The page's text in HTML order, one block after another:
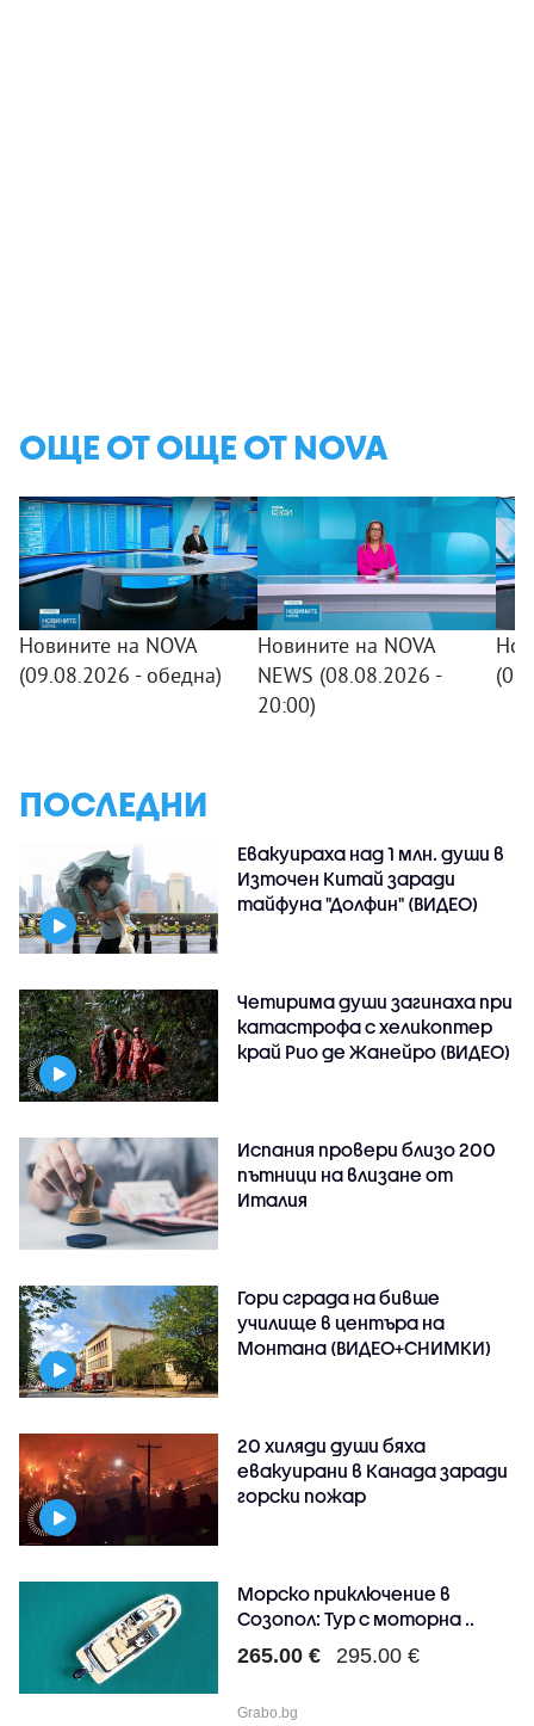
ОЩЕ ОТ ОЩЕ ОТ NOVA
Новините на NOVA
(09.08.2026 - обедна)
Новините на NOVA
NEWS (08.08.2026 -
20:00)
ПОСЛЕДНИ
Евакуираха над 1 млн. души в
Източен Китай заради
тайфуна "Долфин" (ВИДЕО)
Четирима души загинаха при
катастрофа с хеликоптер
край Рио де Жанейро (ВИДЕО)
Испания провери близо 200
пътници на влизане от
Италия
Гори сграда на бивше
училище в центъра на
Монтана (ВИДЕО+СНИМКИ)
20 хиляди души бяха
евакуирани в Канада заради
горски пожар
Морско приключение в
Созопол: Тур с моторна ..
265.00 € 295.00 €
Grabo.bg